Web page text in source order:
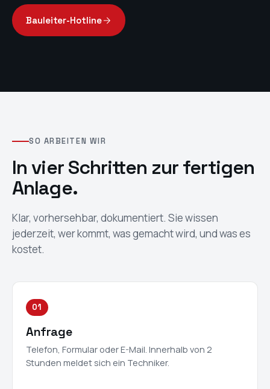
Bauleiter-Hotline
100 %
Termin- und Übergabe-Quote 2025
SO ARBEITEN WIR
In vier Schritten zur fertigen
Anlage.
Klar, vorhersehbar, dokumentiert. Sie wissen
jederzeit, wer kommt, was gemacht wird, und was es
kostet.
01
Anfrage
Telefon, Formular oder E-Mail. Innerhalb von 2
Stunden meldet sich ein Techniker.